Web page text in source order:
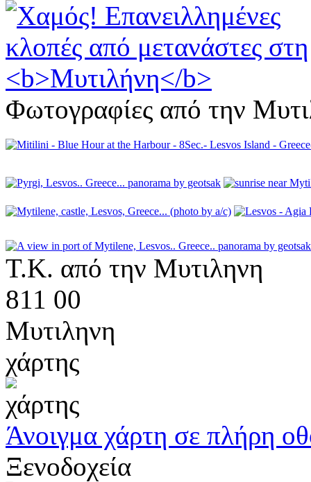
Φωτογραφίες από την
Τ.Κ. από την Μυτιληνη
811 00
Μυτιληνη
χάρτης
Άνοιγμα χάρτη σε πλήρη
Ξενοδοχεία